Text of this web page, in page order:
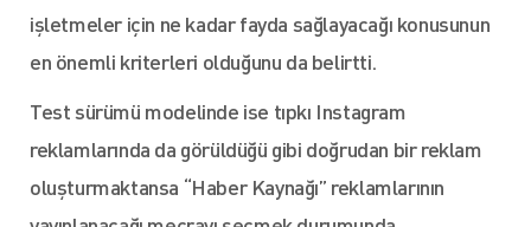
işletmeler için ne kadar fayda sağlayacağı konusunun
en önemli kriterleri olduğunu da belirtti.
Test sürümü modelinde ise tıpkı Instagram
reklamlarında da görüldüğü gibi doğrudan bir reklam
oluşturmaktansa “Haber Kaynağı” reklamlarının